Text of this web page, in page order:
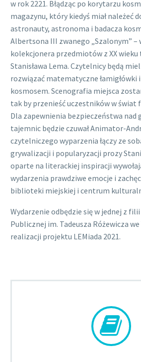
w rok 2221. Błądząc po korytarzu
magazynu, który kiedyś miał należeć
astronauty, astronoma i badacza
Albertsona III zwanego „Szalonym” –
kolekcjonera przedmiotów z XX
Stanisława Lema. Czytelnicy będą
rozwiązać matematyczne łamigłówki
kosmosem. Scenografia miejsca
tak by przenieść uczestników w świat
Dla zapewnienia bezpieczeństwa nad
tajemnic będzie czuwał Animator-
czytelniczego wyparzenia łączy ze
grywalizacji i popularyzacji prozy
oparte na literackiej inspiracji
wydarzenia prawdziwe emocje i
biblioteki miejskiej i centrum
Wydarzenie odbędzie się w jednej z
Publicznej im. Tadeusza Różewicza
realizacji projektu LEMiada 2021.

